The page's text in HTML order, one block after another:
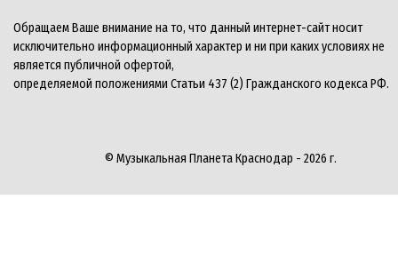
Обращаем Ваше внимание на то, что данный интернет-сайт носит
исключительно информационный характер и ни при каких условиях не
является публичной офертой,
определяемой положениями Статьи 437 (2) Гражданского кодекса РФ.
© Музыкальная Планета Краснодар - 2026 г.